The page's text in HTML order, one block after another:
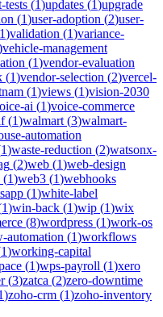
tests (1)updates (1)upgrade
(1)user-adoption (2)user-
1)validation (1)variance-
vehicle-management
(1)vendor-evaluation
(1)vendor-selection (2)vercel-
(1)views (1)vision-2030
ai (1)voice-commerce
(1)walmart (3)walmart-
automation
1)waste-reduction (2)watsonx-
(2)web (1)web-design
(1)web3 (1)webhooks
(1)white-label
1)win-back (1)wip (1)wix
(8)wordpress (1)work-os
automation (1)workflows
1)working-capital
(1)wps-payroll (1)xero
(3)zatca (2)zero-downtime
)zoho-crm (1)zoho-inventory